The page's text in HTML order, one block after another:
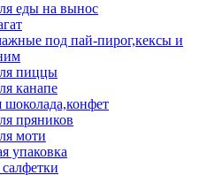
еды на вынос
под пай-пирог,кексы и
пиццы
канапе
шоколада,конфет
пряников
моти
упаковка